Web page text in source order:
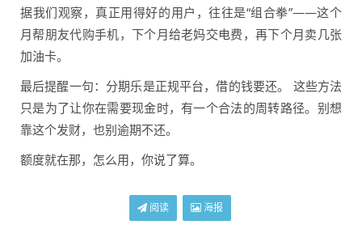
据我们观察，真正用得好的用户，往往是“组合拳”——这个
月帮朋友代购手机，下个月给老妈交电费，再下个月卖几张
加油卡。
最后提醒一句：分期乐是正规平台，借的钱要还。 这些方法
只是为了让你在需要现金时，有一个合法的周转路径。别想
靠这个发财，也别逾期不还。
额度就在那，怎么用，你说了算。
阅读 海报